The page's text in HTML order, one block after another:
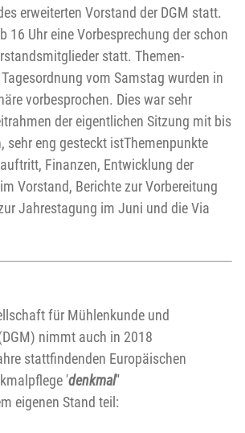
erweiterten Vorstand der DGM statt.
16 Uhr eine Vorbesprechung der schon
statt. Themen-
vom Samstag wurden in
vorbesprochen. Dies war sehr
der eigentlichen Sitzung mit bis
sehr eng gesteckt istThemenpunkte
Finanzen, Entwicklung der
Vorstand, Berichte zur Vorbereitung
Jahrestagung im Juni und die Via
für Mühlenkunde und
nimmt auch in 2018
stattfindenden Europäischen
'denkmal''
eigenen Stand teil: